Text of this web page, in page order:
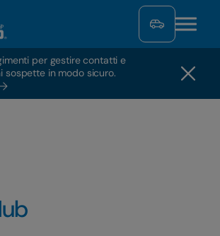
per gestire contatti e
sospette in modo sicuro.